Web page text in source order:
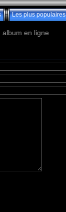
Les plus populaires
en ligne